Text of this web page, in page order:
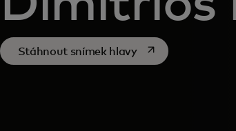
Stáhnout snímek hlavyopens in a new tab